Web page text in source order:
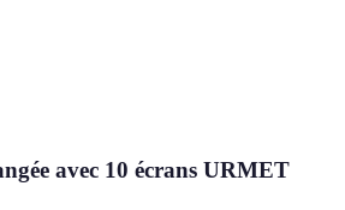
avec 10 écrans URMET